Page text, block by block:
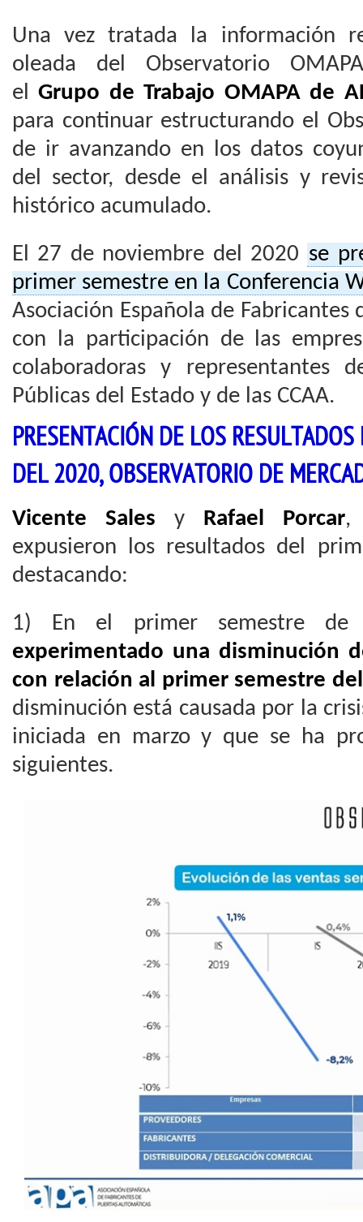
Una vez tratada la información
oleada del Observatorio
elGrupo de Trabajo OMAPA de
para continuar estructurando el
de ir avanzando en los datos
del sector, desde el análisis y
histórico acumulado.
El 27 de noviembre del 2020 se
primer semestre en la Conferencia
Asociación Española de Fabricantes
con la participación de las
colaboradoras y representantes
Públicas del Estado y de las CCAA.
PRESENTACIÓN DE LOS
DEL 2020, OBSERVATORIO DE
Vicente Sales y Rafael Porcar,
expusieron los resultados del
destacando:
1) En el primer semestre
experimentado una disminución
con relación al primer semestre del
disminución está causada por la
iniciada en marzo y que se ha
siguientes.